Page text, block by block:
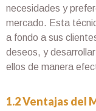
necesidades y
mercado. Esta
a fondo a sus
deseos, y
ellos de manera
1.2 Ventajas del